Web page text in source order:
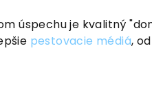
úspechu je kvalitný
pestovacie médiá,